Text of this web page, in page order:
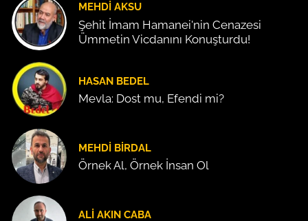
MEHDI AKSU
Şehit İmam Hamanei'nin Cenazesi
Ümmetin Vicdanını Konuşturdu!
HASAN BEDEL
Mevla: Dost mu, Efendi mi?
MEHDI BIRDAL
Örnek Al, Örnek İnsan Ol
ALI AKIN CABA